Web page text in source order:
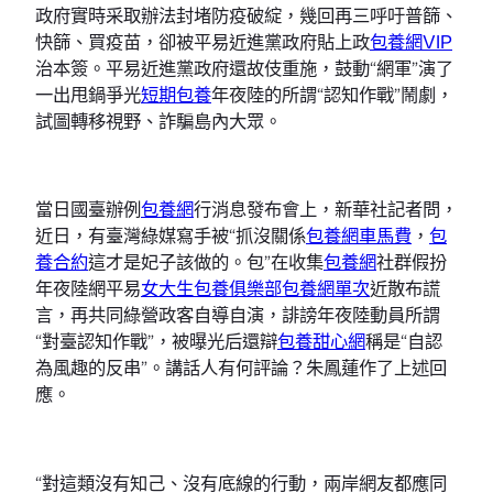
政府實時采取辦法封堵防疫破綻，幾回再三呼吁普篩、
快篩、買疫苗，卻被平易近進黨政府貼上政包養網VIP
治本簽。平易近進黨政府還故伎重施，鼓動“網軍”演了
一出甩鍋爭光短期包養年夜陸的所謂“認知作戰”鬧劇，
試圖轉移視野、詐騙島內大眾。
當日國臺辦例包養網行消息發布會上，新華社記者問，
近日，有臺灣綠媒寫手被“抓沒關係包養網車馬費 ， 包
養合約這才是妃子該做的。包”在收集包養網社群假扮
年夜陸網平易女大生包養俱樂部包養網單次近散布謊
言，再共同綠營政客自導自演，誹謗年夜陸動員所謂
“對臺認知作戰”，被曝光后還辯包養甜心網稱是“自認
為風趣的反串”。講話人有何評論？朱鳳蓮作了上述回
應。
“對這類沒有知己、沒有底線的行動，兩岸網友都應同